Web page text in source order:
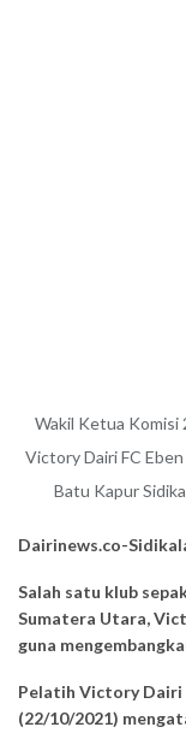
Wakil Ketua Komisi
Victory Dairi FC
Batu Kapur
Dairinews.co-
Salah satu klub
Sumatera Utara,
guna
Pelatih Victory Dairi
(22/10/2021)